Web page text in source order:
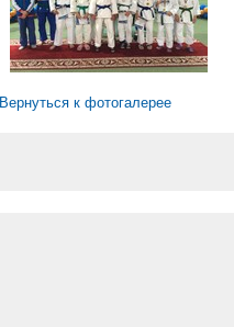
Вернуться к фотогалерее